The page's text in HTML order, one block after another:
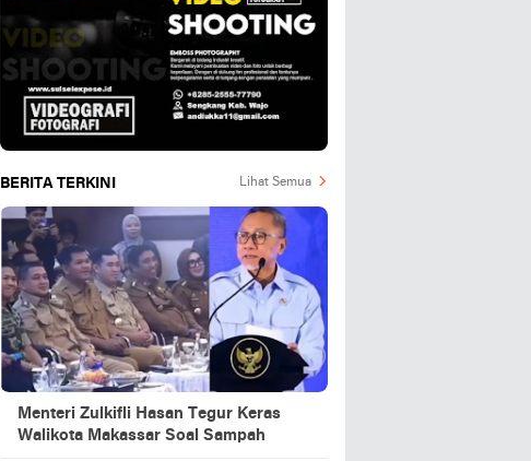
BERITA TERKINI Lihat Semua
Menteri Zulkifli Hasan Tegur Keras
Walikota Makassar Soal Sampah